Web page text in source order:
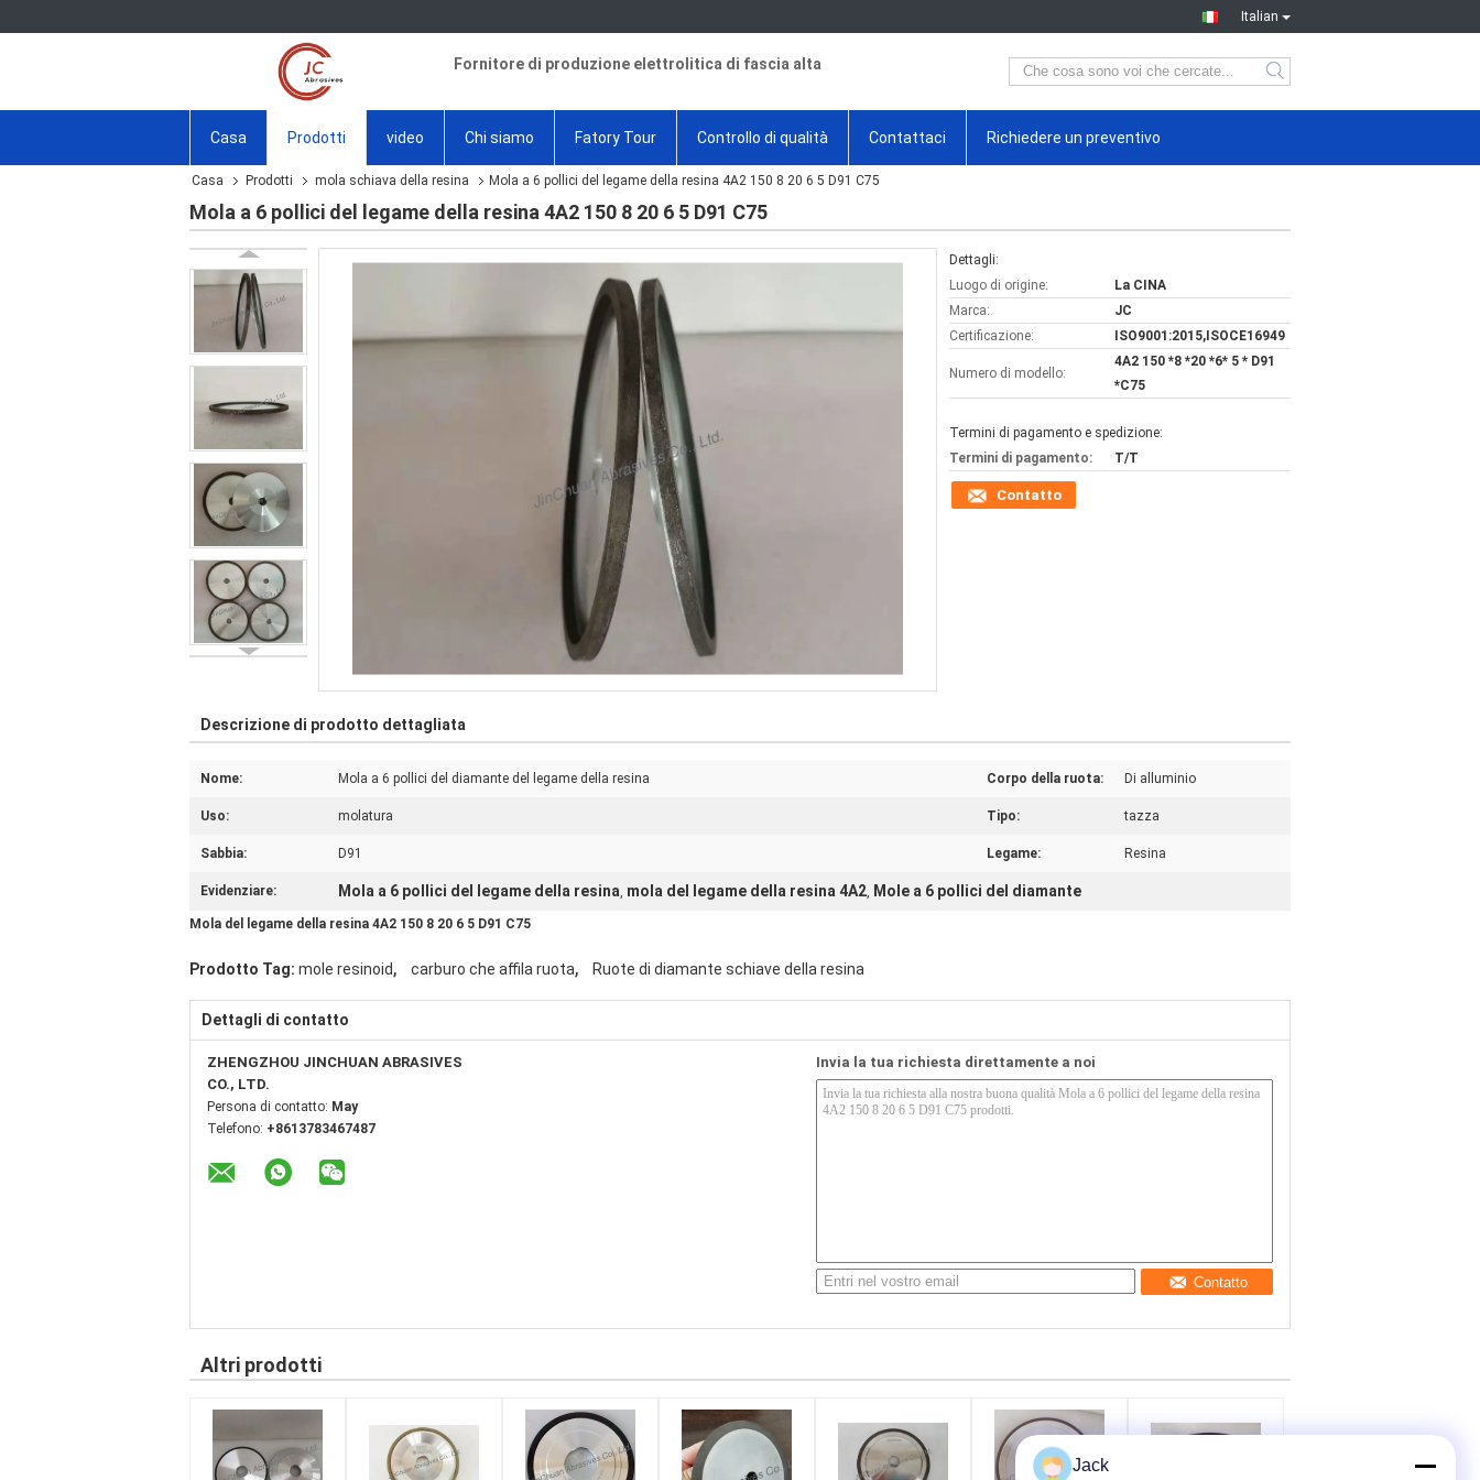
Italian
Fornitore di produzione elettrolitica di fascia alta
Casa Prodotti video Chi siamo Fatory Tour Controllo di qualità Contattaci Richiedere un preventivo
Casa Prodotti mola schiava della resina Mola a 6 pollici del legame della resina 4A2 150 8 20 6 5 D91 C75
Mola a 6 pollici del legame della resina 4A2 150 8 20 6 5 D91 C75
Dettagli:
Luogo di origine:
La CINA
Marca:
JC
Certificazione:
ISO9001:2015,ISOCE16949
Numero di modello:
4A2 150 *8 *20 *6* 5 * D91
*C75
Termini di pagamento e spedizione:
Termini di pagamento:
T/T
Contatto
Descrizione di prodotto dettagliata
Nome: Mola a 6 pollici del diamante del legame della resina Corpo della ruota: Di alluminio
Uso: molatura Tipo: tazza
Sabbia: D91 Legame: Resina
Evidenziare: Mola a 6 pollici del legame della resina, mola del legame della resina 4A2, Mole a 6 pollici del diamante
Mola del legame della resina 4A2 150 8 20 6 5 D91 C75
Prodotto Tag: mole resinoid, carburo che affila ruota, Ruote di diamante schiave della resina
Dettagli di contatto
ZHENGZHOU JINCHUAN ABRASIVES
CO., LTD.
Persona di contatto: May
Telefono: +8613783467487
Invia la tua richiesta direttamente a noi
Contatto
Altri prodotti
Jack